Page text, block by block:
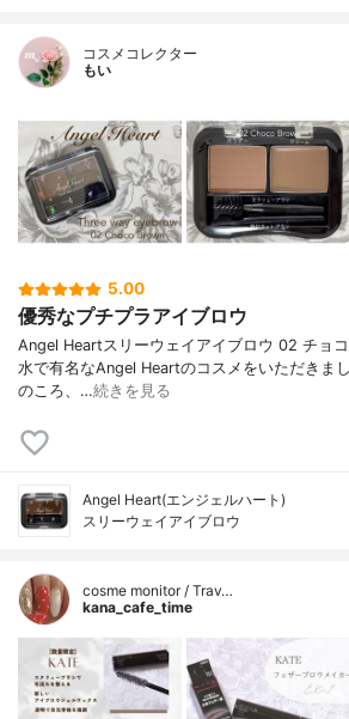
コスメコレクター
もい
5.00
優秀なプチプラアイブロウ
Angel Heartスリーウェイアイブロウ 02 チョ
水で有名なAngel Heartのコスメをいただきま
のころ、…続きを見る
Angel Heart(エンジェルハート)
スリーウェイアイブロウ
cosme monitor / Trav…
kana_cafe_time